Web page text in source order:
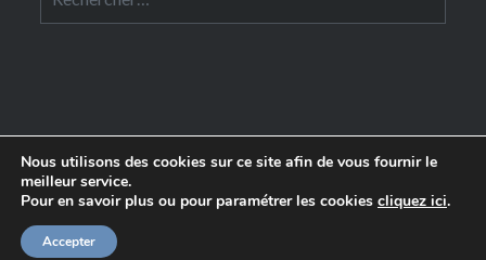
Edité par leComptoir de la Table - 58 rue Crozatier
Nous utilisons des cookies sur ce site afin de vous fournir le
meilleur service.
Pour en savoir plus ou pour paramétrer les cookies cliquez ici.
Accepter